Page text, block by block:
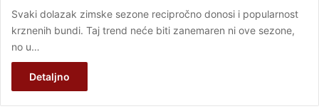
Svaki dolazak zimske sezone recipročno donosi i popularnost
krznenih bundi. Taj trend neće biti zanemaren ni ove sezone,
no u…
Detaljno